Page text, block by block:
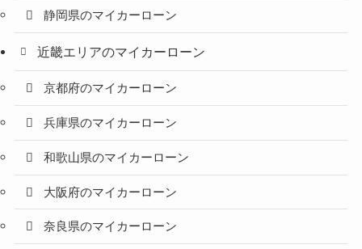
静岡県のマイカーローン
近畿エリアのマイカーローン
京都府のマイカーローン
兵庫県のマイカーローン
和歌山県のマイカーローン
大阪府のマイカーローン
奈良県のマイカーローン